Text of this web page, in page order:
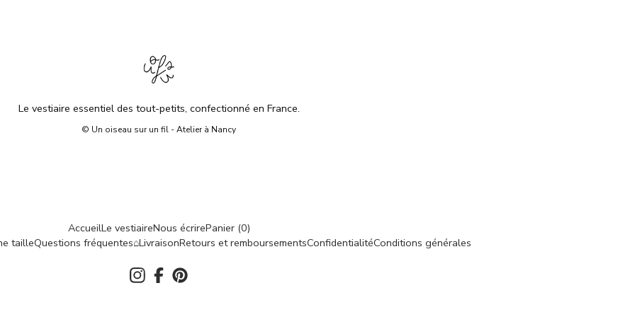
Le vestiaire essentiel des tout-petits, confectionné en France.
© Un oiseau sur un fil - Atelier à Nancy
AccueilLe vestiaireNous écrirePanier (0)
tailleQuestions fréquentes⌂LivraisonRetours et remboursementsConfidentialitéConditions générales